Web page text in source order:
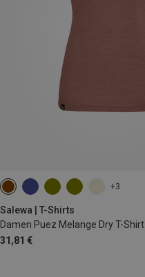
+3
Salewa | T-Shirts
Damen Puez Melange Dry T-Shirt
31,81 €
XS S M XL